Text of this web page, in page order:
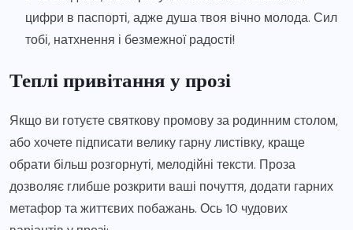
цифри в паспорті, адже душа твоя вічно молода. Сил
тобі, натхнення і безмежної радості!
Теплі привітання у прозі
Якщо ви готуєте святкову промову за родинним столом,
або хочете підписати велику гарну листівку, краще
обрати більш розгорнуті, мелодійні тексти. Проза
дозволяє глибше розкрити ваші почуття, додати гарних
метафор та життєвих побажань. Ось 10 чудових